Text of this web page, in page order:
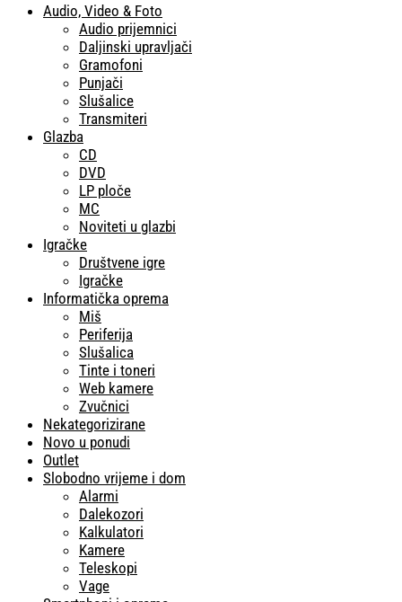
Audio, Video & Foto
Audio prijemnici
Daljinski upravljači
Gramofoni
Punjači
Slušalice
Transmiteri
Glazba
CD
DVD
LP ploče
MC
Noviteti u glazbi
Igračke
Društvene igre
Igračke
Informatička oprema
Miš
Periferija
Slušalica
Tinte i toneri
Web kamere
Zvučnici
Nekategorizirane
Novo u ponudi
Outlet
Slobodno vrijeme i dom
Alarmi
Dalekozori
Kalkulatori
Kamere
Teleskopi
Vage